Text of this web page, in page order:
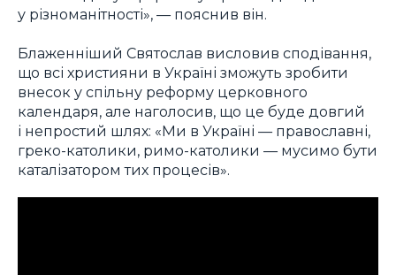
у різноманітності», — пояснив він.
Блаженніший Святослав висловив сподівання,
що всі християни в Україні зможуть зробити
внесок у спільну реформу церковного
календаря, але наголосив, що це буде довгий
і непростий шлях: «Ми в Україні — православні,
греко-католики, римо-католики — мусимо бути
каталізатором тих процесів».